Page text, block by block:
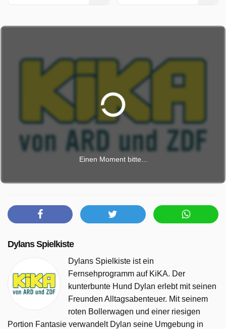
Einen Moment bitte...
Dylans Spielkiste
Dylans Spielkiste ist ein
Fernsehprogramm auf KiKA. Der
kunterbunte Hund Dylan erlebt mit seinen
Freunden Alltagsabenteuer. Mit seinem
roten Bollerwagen und einer riesigen
Portion Fantasie verwandelt Dylan seine Umgebung in